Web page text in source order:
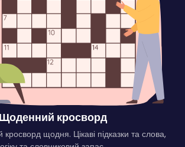
Щоденний кросворд
кросворд щодня. Цікаві підказки та слова,